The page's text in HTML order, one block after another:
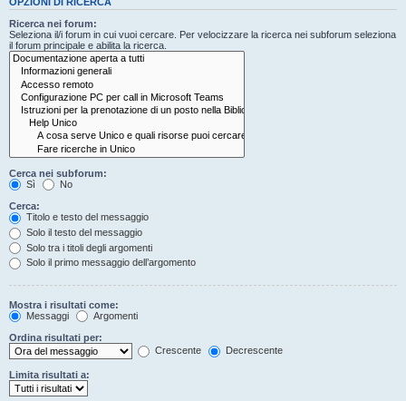
Ricerca nei forum:
Seleziona il/i forum in cui vuoi cercare. Per velocizzare la ricerca nei subforum seleziona
il forum principale e abilita la ricerca.
Cerca nei subforum:
Sì
No
Cerca:
Titolo e testo del messaggio
Solo il testo del messaggio
Solo tra i titoli degli argomenti
Solo il primo messaggio dell’argomento
Mostra i risultati come:
Messaggi
Argomenti
Ordina risultati per:
Crescente
Decrescente
Limita risultati a: